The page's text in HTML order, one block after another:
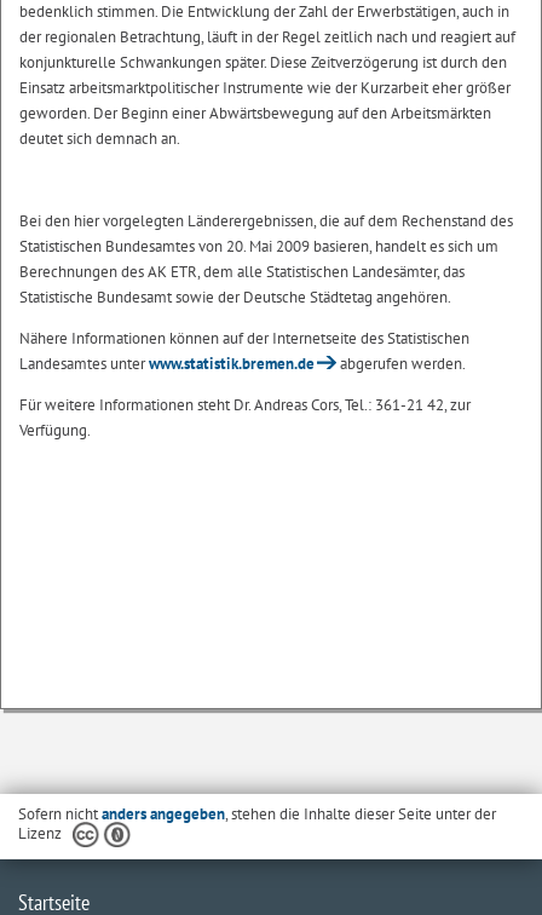
bedenklich stimmen. Die Entwicklung der Zahl der Erwerbstätigen, auch in
der regionalen Betrachtung, läuft in der Regel zeitlich nach und reagiert auf
konjunkturelle Schwankungen später. Diese Zeitverzögerung ist durch den
Einsatz arbeitsmarktpolitischer Instrumente wie der Kurzarbeit eher größer
geworden. Der Beginn einer Abwärtsbewegung auf den Arbeitsmärkten
deutet sich demnach an.
Bei den hier vorgelegten Länderergebnissen, die auf dem Rechenstand des
Statistischen Bundesamtes von 20. Mai 2009 basieren, handelt es sich um
Berechnungen des AK ETR, dem alle Statistischen Landesämter, das
Statistische Bundesamt sowie der Deutsche Städtetag angehören.
Nähere Informationen können auf der Internetseite des Statistischen
Landesamtes unterwww.statistik.bremen.de
abgerufen werden.
Für weitere Informationen steht Dr. Andreas Cors, Tel.: 361-21 42, zur
Verfügung.
Sofern nichtanders angegeben, stehen die Inhalte dieser Seite unter der
Lizenz
Startseite